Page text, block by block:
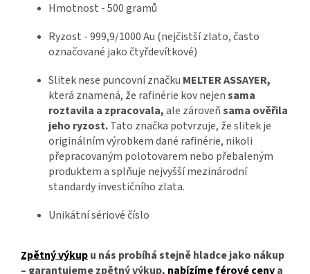
Hmotnost - 500 gramů
Ryzost - 999,9/1000 Au (nejčistší zlato, často
označované jako čtyřdevítkové)
Slitek nese puncovní značku MELTER ASSAYER,
která znamená, že rafinérie kov nejensama
roztavila a zpracovala,ale zároveňsama ověřila
jeho ryzost.Tato značka potvrzuje, že slitek je
originálním výrobkem dané rafinérie, nikoli
přepracovaným polotovarem nebo přebaleným
produktem a splňuje nejvyšší mezinárodní
standardy investičního zlata.
Unikátní sériové číslo
Zpětný výkupu nás probíhá stejně hladce jako nákup
– garantujeme zpětný výkup, nabízíme férové cenya